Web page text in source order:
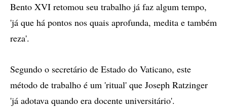
Bento XVI retomou seu trabalho já faz algum tempo,
'já que há pontos nos quais aprofunda, medita e também
reza'.
Segundo o secretário de Estado do Vaticano, este
método de trabalho é um 'ritual' que Joseph Ratzinger
'já adotava quando era docente universitário'.